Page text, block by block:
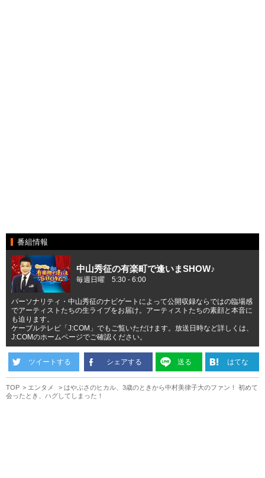
番組情報
中山秀征の有楽町で逢いまSHOW♪
毎週日曜 5:30 - 6:00
パーソナリティ・中山秀征のナビゲートによって公開収録ならではの臨場感
でアーティストたちの生ライブをお届け。アーティストたちの素顔と本音に
も迫ります。
ケーブルテレビ「J:COM」でもご覧いただけます。放送日時など詳しくは、
J:COMのホームページでご確認ください。
ツイートする シェアする 送る はてな
TOP エンタメ
はやぶさのヒカル、3歳のときから中村美律子大のファン！ 初めて
会ったとき、ハグしてしまった！